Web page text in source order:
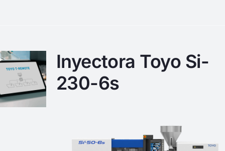
Inyectora Toyo Si-
230-6s